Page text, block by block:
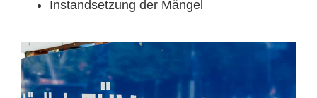
Instandsetzung der Mängel